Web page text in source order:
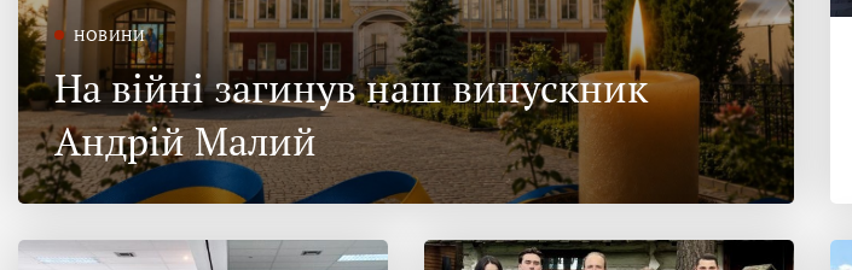
НОВИНИ
На війні загинув наш випускник
Андрій Малий